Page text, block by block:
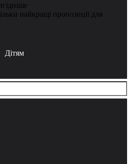
найкращі пропозиції для
Дітям